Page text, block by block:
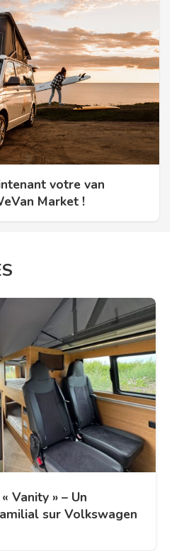
votre van
Market !
Vanity » – Un
sur Volkswagen